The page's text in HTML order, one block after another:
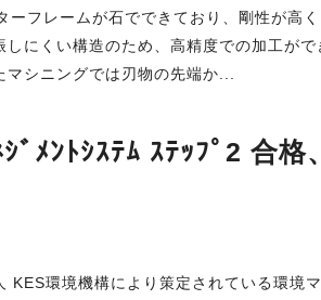
ーフレームが石でできており、剛性が高
にくい構造のため、高精度での加工がで
シニングでは刃物の先端か...
ﾞﾒﾝﾄｼｽﾃﾑ ｽﾃｯﾌﾟ2 合格
KES環境機構により策定されている環境